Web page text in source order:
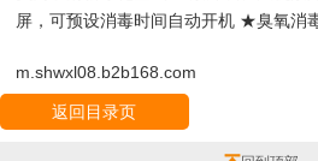
屏，可预设消毒时间自动开机 ★臭氧消
m.shwxl08.b2b168.com
返回目录页